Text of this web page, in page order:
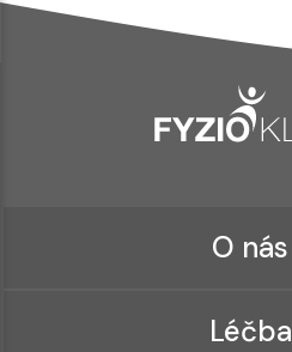
O nás
Léčba